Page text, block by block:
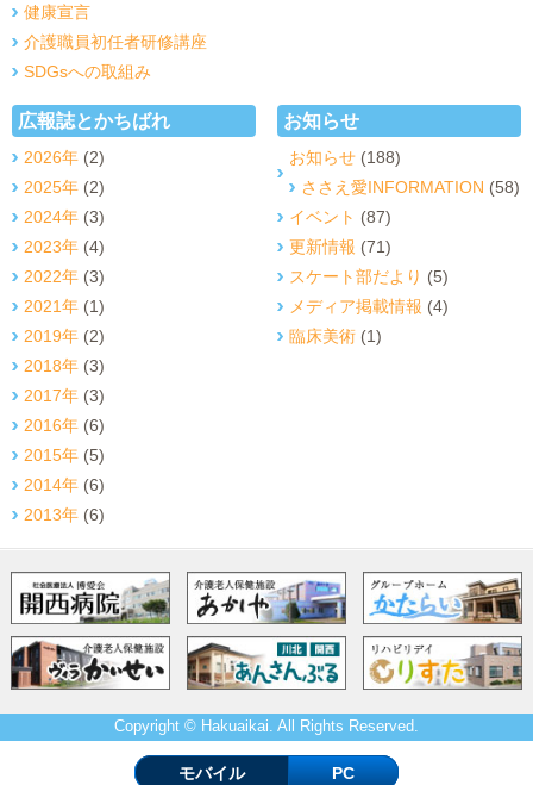
健康宣言
介護職員初任者研修講座
SDGsへの取組み
広報誌とかちばれ
2026年 (2)
2025年 (2)
2024年 (3)
2023年 (4)
2022年 (3)
2021年 (1)
2019年 (2)
2018年 (3)
2017年 (3)
2016年 (6)
2015年 (5)
2014年 (6)
2013年 (6)
お知らせ
お知らせ(188)
ささえ愛INFORMATION (58)
イベント (87)
更新情報 (71)
スケート部だより (5)
メディア掲載情報 (4)
臨床美術(1)
Copyright © Hakuaikai. All Rights Reserved.
モバイル PC